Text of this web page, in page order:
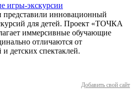
игры-экскурсии
инновационный
для детей. Проект «ТОЧКА
иммерсивные обучающие
отличаются от
детских спектаклей.
Добавить свой сайт